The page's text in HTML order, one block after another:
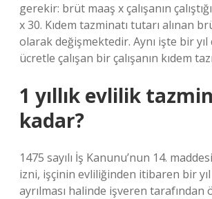
gerekir: brüt maaş x çalışanın
x 30. Kıdem tazminatı tutarı alınan
olarak değişmektedir. Aynı işte bir yıl
ücretle çalışan bir çalışanın kıdem
1 yıllık evlilik
kadar?
1475 sayılı İş Kanunu’nun 14.
izni, işçinin evliliğinden itibaren bir
ayrılması halinde işveren tarafından